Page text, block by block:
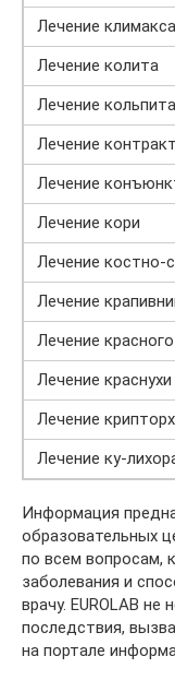
Лечение климакса
Лечение колита
Лечение кольпита
Лечение
Лечение
Лечение кори
Лечение костно-
Лечение
Лечение
Лечение краснухи
Лечение
Лечение ку-
Информация
образовательных
по всем вопросам,
заболевания и
врачу. EUROLAB
последствия,
на портале